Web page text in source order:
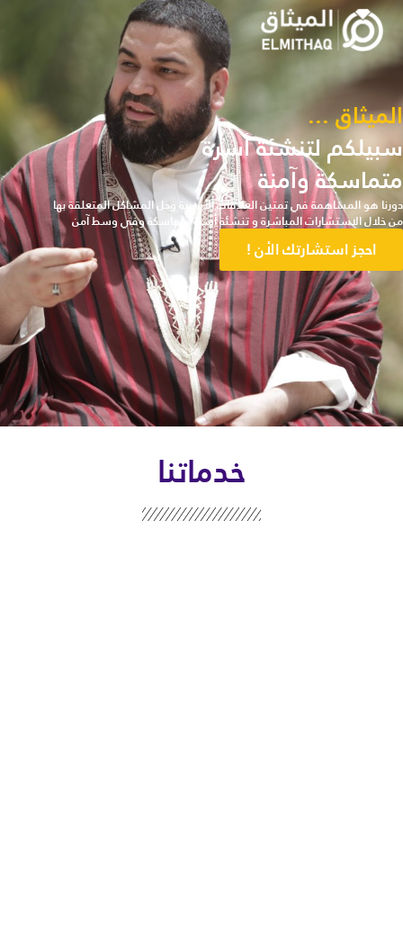
الميثاق ...
سبيلكم لتنشئة أسرة
متماسكة وآمنة
دورنا هو المساهمة في تمتين العلاقات الأسرية وحل المشاكل المتعلقة بها
من خلال الاستشارات المباشرة و تنشئة أسرة متماسكة وفي وسط آمن
احجز استشارتك الأن !
خدماتنا